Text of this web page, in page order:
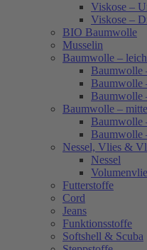
Viskose –
Viskose –
BIO Baumwolle
Musselin
Baumwolle –
Baumwolle
Baumwolle
Baumwolle
Baumwolle –
Baumwolle
Baumwolle
Nessel, Vlies &
Nessel
Futterstoffe
Cord
Jeans
Funktionsstoffe
Softshell & Scuba